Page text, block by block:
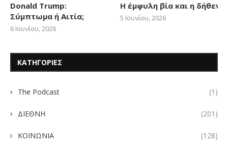
Donald Trump:
Σύμπτωμα ή Αιτία;
6 Ιουνίου, 2026
Η έμφυλη βία και η δήθεν
5 Ιουνίου, 2026
ΚΑΤΗΓΟΡΙΕΣ
The Podcast (1)
ΔΙΕΘΝΗ (201)
ΚΟΙΝΩΝΙΑ (128)